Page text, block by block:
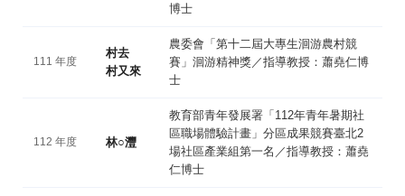
博士
111 年度
村去
村又來
農委會「第十二屆大專生洄游農村競
賽」洄游精神獎／指導教授：蕭堯仁博
士
112 年度 林○灃
教育部青年發展署「112年青年暑期社
區職場體驗計畫」分區成果競賽臺北2
場社區產業組第一名／指導教授：蕭堯
仁博士